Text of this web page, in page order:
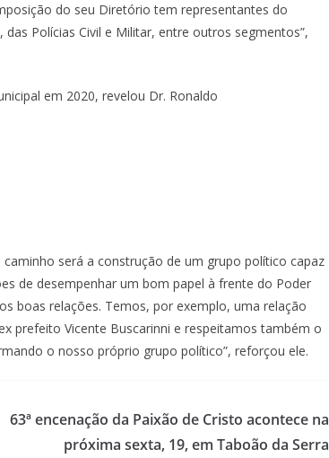
do seu Diretório tem representantes do
Polícias Civil e Militar, entre outros segmentos”,
em 2020, revelou Dr. Ronaldo
será a construção de um grupo político capaz
de desempenhar um bom papel à frente do Poder
boas relações. Temos, por exemplo, uma relação
prefeito Vicente Buscarinni e respeitamos também o
o nosso próprio grupo político”, reforçou ele.
63ª encenação da Paixão de Cristo acontece na
próxima sexta, 19, em Taboão da Serra